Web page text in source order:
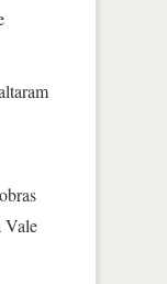
Vale